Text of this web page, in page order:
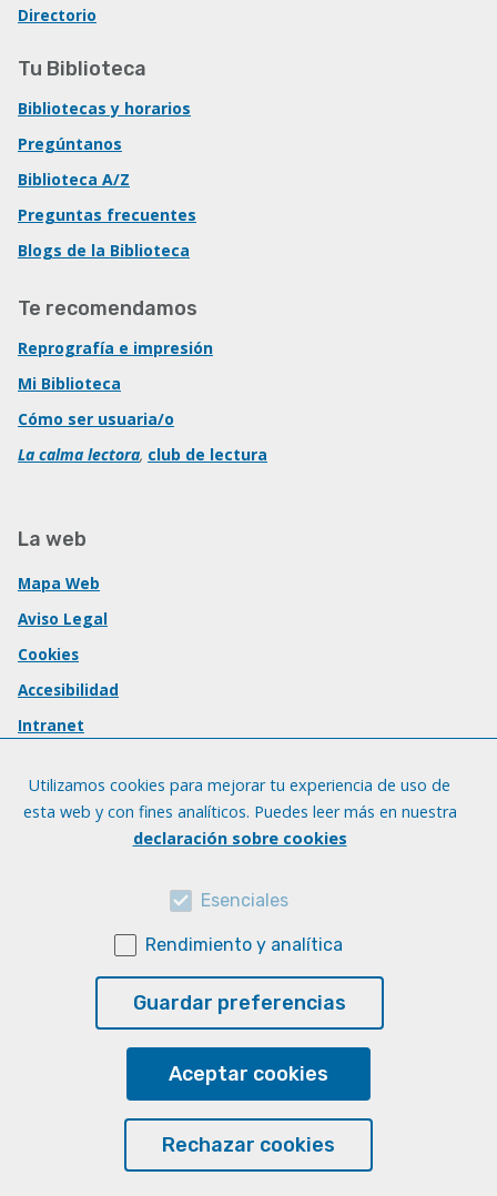
Directorio
Tu Biblioteca
Bibliotecas y horarios
Pregúntanos
Biblioteca A/Z
Preguntas frecuentes
Blogs de la Biblioteca
Te recomendamos
Reprografía e impresión
Mi Biblioteca
Cómo ser usuaria/o
La calma lectora, club de lectura
La web
Mapa Web
Aviso Legal
Cookies
Accesibilidad
Intranet
Utilizamos cookies para mejorar tu experiencia de uso de
esta web y con fines analíticos. Puedes leer más en nuestra
declaración sobre cookies
Esenciales
Rendimiento y analítica
Guardar preferencias
Aceptar cookies
Rechazar cookies